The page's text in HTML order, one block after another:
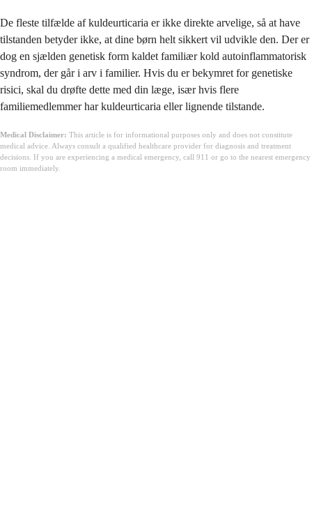
De fleste tilfælde af kuldeurticaria er ikke direkte arvelige, så at have
tilstanden betyder ikke, at dine børn helt sikkert vil udvikle den. Der er
dog en sjælden genetisk form kaldet familiær kold autoinflammatorisk
syndrom, der går i arv i familier. Hvis du er bekymret for genetiske
risici, skal du drøfte dette med din læge, især hvis flere
familiemedlemmer har kuldeurticaria eller lignende tilstande.
Medical Disclaimer: This article is for informational purposes only and does not constitute
medical advice. Always consult a qualified healthcare provider for diagnosis and treatment
decisions. If you are experiencing a medical emergency, call 911 or go to the nearest emergency
room immediately.